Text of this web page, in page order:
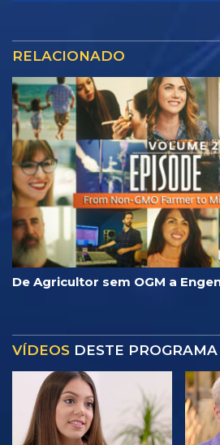
RELACIONADO
De Agricultor sem OGM a
VÍDEOS DESTE PROGRAMA